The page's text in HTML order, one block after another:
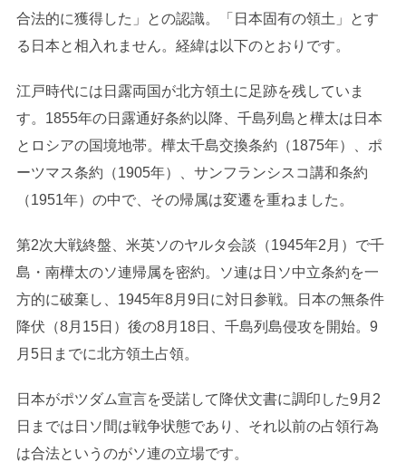
合法的に獲得した」との認識。「日本固有の領土」とす
る日本と相入れません。経緯は以下のとおりです。
江戸時代には日露両国が北方領土に足跡を残していま
す。1855年の日露通好条約以降、千島列島と樺太は日本
とロシアの国境地帯。樺太千島交換条約（1875年）、ポ
ーツマス条約（1905年）、サンフランシスコ講和条約
（1951年）の中で、その帰属は変遷を重ねました。
第2次大戦終盤、米英ソのヤルタ会談（1945年2月）で千
島・南樺太のソ連帰属を密約。ソ連は日ソ中立条約を一
方的に破棄し、1945年8月9日に対日参戦。日本の無条件
降伏（8月15日）後の8月18日、千島列島侵攻を開始。9
月5日までに北方領土占領。
日本がポツダム宣言を受諾して降伏文書に調印した9月2
日までは日ソ間は戦争状態であり、それ以前の占領行為
は合法というのがソ連の立場です。